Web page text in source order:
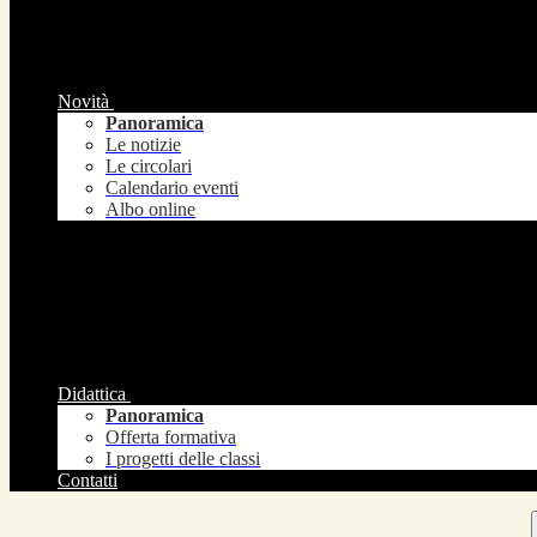
Novità
Panoramica
Le notizie
Le circolari
Calendario eventi
Albo online
Didattica
Panoramica
Offerta formativa
I progetti delle classi
Contatti